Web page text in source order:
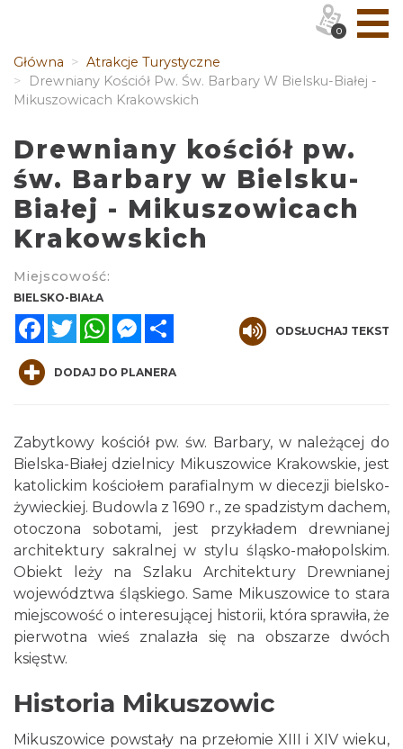
Główna
Atrakcje Turystyczne
Drewniany Kościół Pw. Św. Barbary W Bielsku-Białej -
Mikuszowicach Krakowskich
Drewniany kościół pw.
św. Barbary w Bielsku-
Białej - Mikuszowicach
Krakowskich
Miejscowość:
BIELSKO-BIAŁA
FacebookTwitterWhatsAppMessenger
ODSŁUCHAJ TEKST
DODAJ DO PLANERA
Zabytkowy kościół pw. św. Barbary, w należącej do
Bielska-Białej dzielnicy Mikuszowice Krakowskie, jest
katolickim kościołem parafialnym w diecezji bielsko-
żywieckiej. Budowla z 1690 r., ze spadzistym dachem,
otoczona sobotami, jest przykładem drewnianej
architektury sakralnej w stylu śląsko-małopolskim.
Obiekt leży na Szlaku Architektury Drewnianej
województwa śląskiego. Same Mikuszowice to stara
miejscowość o interesującej historii, która sprawiła, że
pierwotna wieś znalazła się na obszarze dwóch
księstw.
Historia Mikuszowic
Mikuszowice powstały na przełomie XIII i XIV wieku,
0